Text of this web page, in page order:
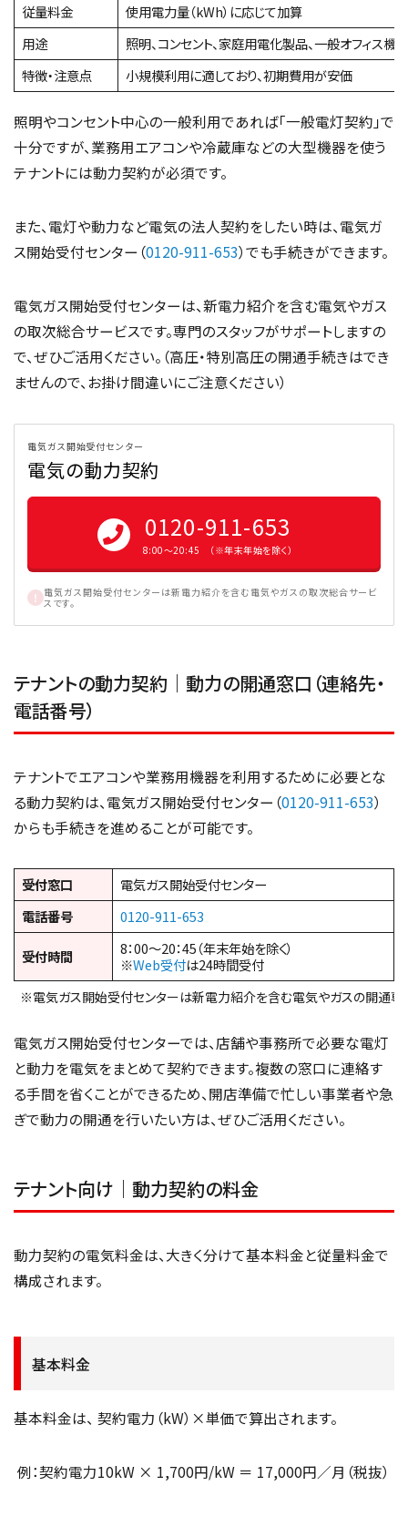
従量料金
使用電力量（kWh）に応じて加算
用途
照明、コンセント、家庭用電化製品、一般オフィス機
特徴・注意点
小規模利用に適しており、初期費用が安価
照明やコンセント中心の一般利用であれば「一般電灯契約」で
十分ですが、業務用エアコンや冷蔵庫などの大型機器を使う
テナントには動力契約が必須です。
また、電灯や動力など電気の法人契約をしたい時は、電気ガ
ス開始受付センター（0120-911-653）でも手続きができます。
電気ガス開始受付センターは、新電力紹介を含む電気やガス
の取次総合サービスです。専門のスタッフがサポートしますの
で、ぜひご活用ください。（高圧・特別高圧の開通手続きはでき
ませんので、お掛け間違いにご注意ください）
電気ガス開始受付センター
電気の動力契約
0120-911-653
8:00〜20:45 （※年末年始を除く）
電気ガス開始受付センターは新電力紹介を含む電気やガスの取次総合サービ
スです。
テナントの動力契約｜動力の開通窓口（連絡先・
電話番号）
テナントでエアコンや業務用機器を利用するために必要とな
る動力契約は、電気ガス開始受付センター（0120-911-653）
からも手続きを進めることが可能です。
受付窓口
電気ガス開始受付センター
電話番号
0120-911-653
受付時間
8：00～20：45（年末年始を除く）
※Web受付は24時間受付
※電気ガス開始受付センターは新電力紹介を含む電気やガスの開通専
電気ガス開始受付センターでは、店舗や事務所で必要な電灯
と動力を電気をまとめて契約できます。複数の窓口に連絡す
る手間を省くことができるため、開店準備で忙しい事業者や急
ぎで動力の開通を行いたい方は、ぜひご活用ください。
テナント向け｜動力契約の料金
動力契約の電気料金は、大きく分けて基本料金と従量料金で
構成されます。
基本料金
基本料金は、 契約電力（kW）×単価で算出されます。
例：契約電力10kW × 1,700円/kW ＝ 17,000円／月（税抜）